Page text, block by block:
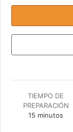
TIEMPO DE
PREPARACIÓN
15 minutos
minutos